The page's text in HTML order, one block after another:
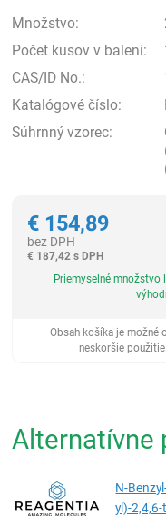
Množstvo:
Počet kusov v balení:
CAS/ID No.:
Katalógové číslo:
Súhrnný vzorec:
€ 154,89
bez DPH
€ 187,42 s DPH
Priemyselné množstvo
Obsah košíka je možné
neskoršie použitie.
Alternatívne
N-
yl)-